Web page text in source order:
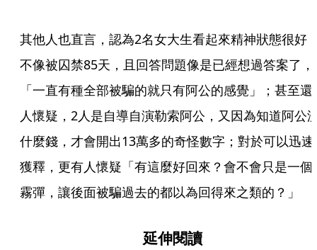
其他人也直言，認為2名女大生看起來精神狀態很好
不像被囚禁85天，且回答問題像是已經想過答案了，
「一直有種全部被騙的就只有阿公的感覺」；甚至還
人懷疑，2人是自導自演勒索阿公，又因為知道阿公
什麼錢，才會開出13萬多的奇怪數字；對於可以迅速
獲釋，更有人懷疑「有這麼好回來？會不會只是一個
霧彈，讓後面被騙過去的都以為回得來之類的？」
延伸閱讀